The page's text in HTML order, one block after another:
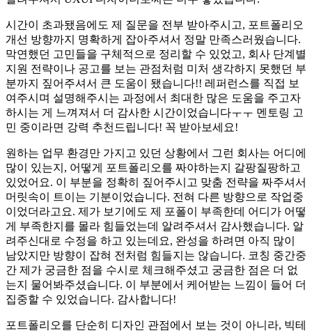
시간이 초과됐음에도 제 질문을 전부 받아주시고, 포트폴리오
개선 방향까지 명확하게 잡아주셔서 정말 만족스러웠습니다.
막연했던 고민들을 구체적으로 정리할 수 있었고, 회사 단계별
지원 전략이나 공고를 보는 관점처럼 미처 생각하지 못했던 부
분까지 짚어주셔서 큰 도움이 됐습니다!! 레퍼런스를 직접 보
여주시며 설명해주시는 과정에서 최대한 많은 도움을 주고자
하시는 게 느껴져서 더 감사한 시간이었습니다ㅜㅜ 멘토링 고
민 중이라면 강력 추천드립니다! 꼭 받아보세요!
원하는 업무 환경만 가지고 있던 상황에서 그런 회사는 어디에
많이 있는지, 어떻게 포트폴리오를 짜야하는지 갈팡질팡하고
있었어요. 이 부분을 정확히 짚어주시고 맞춤 전략을 짜주셔서
머릿속이 트이는 기분이었습니다. 전혀 다른 방향으로 작업중
이었더라고요. 제가 보기에도 제 포폴이 부족한데 어디가 어떻
게 부족한지를 몰라 힘들었는데 알려주셔서 감사했습니다. 알
려주신대로 수정을 하고 있는데요, 완성을 하려면 아직 많이
남았지만 방향이 잡혀 전처럼 힘들지는 않습니다. 코칭 중간중
간 제가 궁금한 점을 수시로 체크해주셨고 궁금한 점은 더 없
는지 물어봐주셨습니다. 이 부분에서 케어받는 느낌이 들어 더
집중할 수 있었습니다. 감사합니다!
포트폴리오를 단순히 디자인 관점에서 보는 것이 아니라, 빅테